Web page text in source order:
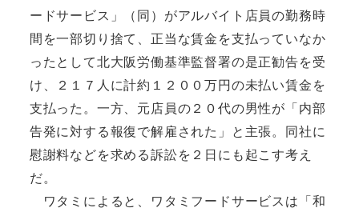
ードサービス」（同）がアルバイト店員の勤務時
間を一部切り捨て、正当な賃金を支払っていなか
ったとして北大阪労働基準監督署の是正勧告を受
け、２１７人に計約１２００万円の未払い賃金を
支払った。一方、元店員の２０代の男性が「内部
告発に対する報復で解雇された」と主張。同社に
慰謝料などを求める訴訟を２日にも起こす考え
だ。
ワタミによると、ワタミフードサービスは「和